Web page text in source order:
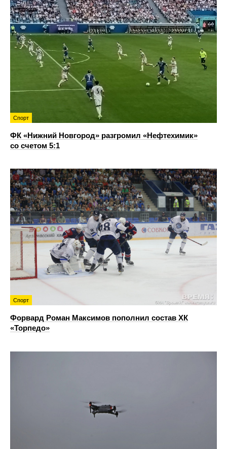
Спорт
ФК «Нижний Новгород» разгромил «Нефтехимик»
со счетом 5:1
Спорт
Форвард Роман Максимов пополнил состав ХК
«Торпедо»